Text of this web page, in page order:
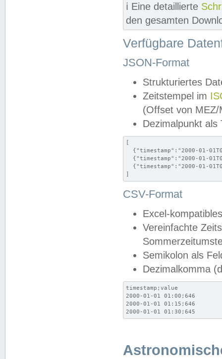
ℹ️ Eine detaillierte
den gesamten
Verfügbare
JSON-Format
Strukturiertes
Zeitstempel im
(Offset von MEZ/
Dezimalpunkt als
[
{"timestamp":"2000-01-
{"timestamp":"2000-01-
{"timestamp":"2000-01-
]
CSV-Format
Excel-
Vereinfachte
Semikolon als
Dezimalkomma
timestamp;value
2000-01-01 01:00;646
2000-01-01 01:15;646
2000-01-01 01:30;645